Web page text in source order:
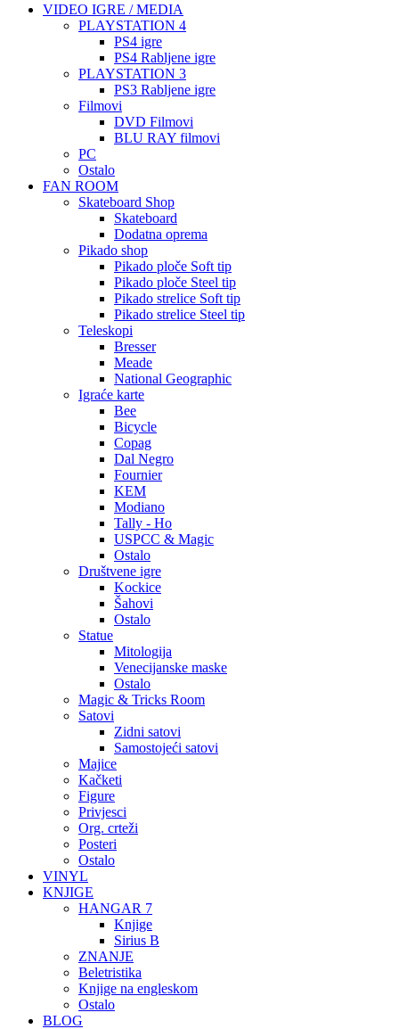
VIDEO IGRE / MEDIA
PLAYSTATION 4
PS4 igre
PS4 Rabljene igre
PLAYSTATION 3
PS3 Rabljene igre
Filmovi
DVD Filmovi
BLU RAY filmovi
PC
Ostalo
FAN ROOM
Skateboard Shop
Skateboard
Dodatna oprema
Pikado shop
Pikado ploče Soft tip
Pikado ploče Steel tip
Pikado strelice Soft tip
Pikado strelice Steel tip
Teleskopi
Bresser
Meade
National Geographic
Igraće karte
Bee
Bicycle
Copag
Dal Negro
Fournier
KEM
Modiano
Tally - Ho
USPCC & Magic
Ostalo
Društvene igre
Kockice
Šahovi
Ostalo
Statue
Mitologija
Venecijanske maske
Ostalo
Magic & Tricks Room
Satovi
Zidni satovi
Samostojeći satovi
Majice
Kačketi
Figure
Privjesci
Org. crteži
Posteri
Ostalo
VINYL
KNJIGE
HANGAR 7
Knjige
Sirius B
ZNANJE
Beletristika
Knjige na engleskom
Ostalo
BLOG